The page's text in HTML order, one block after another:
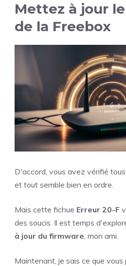
Mettez à jour
de la Freebox
D'accord, vous avez vérifié
et tout semble bien en ordre.
Mais cette fichue Erreur 20-F
des soucis. Il est temps
à jour du firmware , mon ami.
Maintenant, je sais ce que